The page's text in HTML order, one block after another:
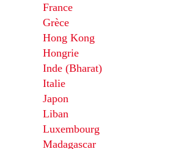
France
Grèce
Hong Kong
Hongrie
Inde (Bharat)
Italie
Japon
Liban
Luxembourg
Madagascar